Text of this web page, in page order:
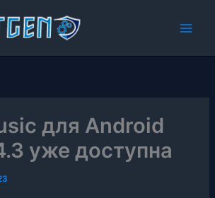
для Android
уже доступна